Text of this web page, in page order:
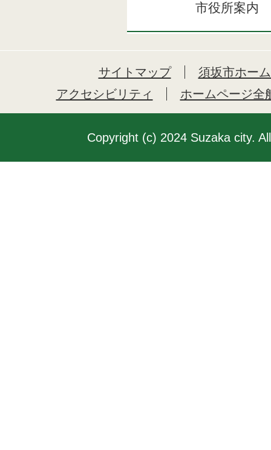
市役所案内
サイトマップ
須坂市ホー
アクセシビリティ
ホームページ全
Copyright (c) 2024 Suzaka city.